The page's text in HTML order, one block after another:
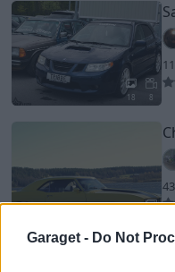
Garaget - Do Not
18 8